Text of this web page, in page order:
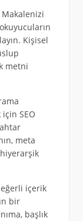
Makalenizi
Kişisel
metni
SEO
meta
hiyerarşik
içerik
bir
başlık